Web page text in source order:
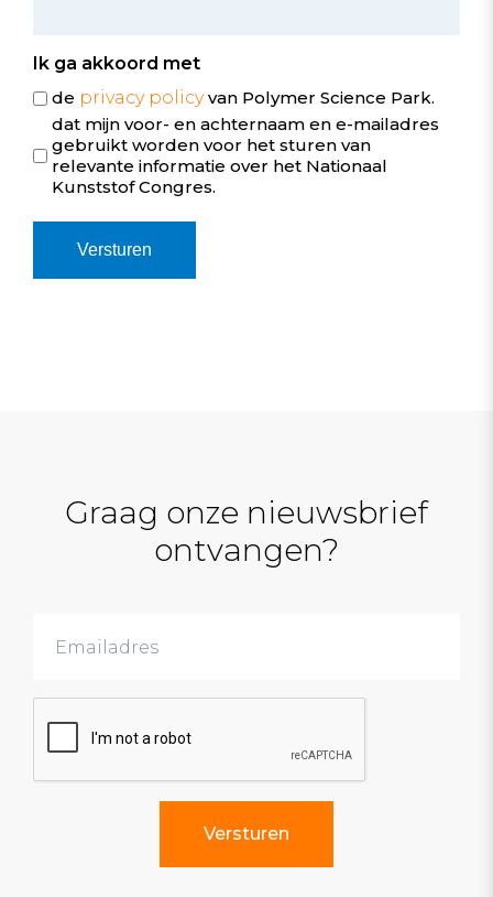
Ik ga akkoord met
de privacy policyvan Polymer Science Park.
dat mijn voor- en achternaam en e-mailadres
gebruikt worden voor het sturen van
relevante informatie over het Nationaal
Kunststof Congres.
Graag onze nieuwsbrief
ontvangen?